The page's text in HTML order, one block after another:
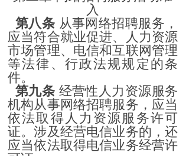
入
第八条 从事网络招聘服务，
应当符合就业促进、人力资源
市场管理、电信和互联网管理
等法律、行政法规规定的条
件。
第九条 经营性人力资源服务
机构从事网络招聘服务，应当
依法取得人力资源服务许可
证。涉及经营电信业务的，还
应当依法取得电信业务经营许